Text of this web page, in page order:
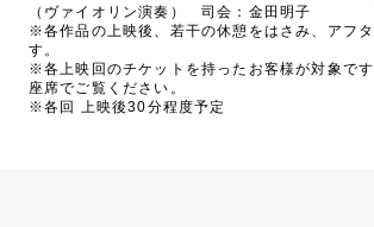
（ヴァイオリン演奏） 司会：金田明子
※各作品の上映後、若干の休憩をはさみ、アフ
す。
※各上映回のチケットを持ったお客様が対象で
座席でご覧ください。
※各回 上映後30分程度予定